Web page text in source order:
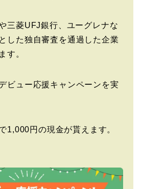
三菱UFJ銀行、ユーグレナな
した独自審査を通過した企業
す。
ビュー応援キャンペーンを実
1,000円の現金が貰えます。